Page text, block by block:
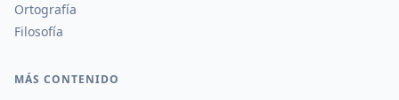
Ortografía
Filosofía
MÁS CONTENIDO